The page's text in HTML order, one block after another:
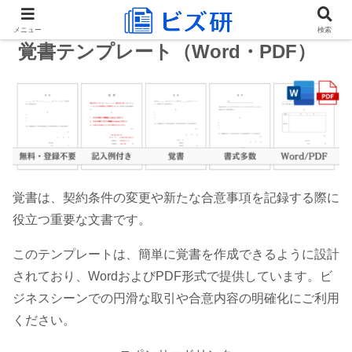
覚書テンプレート（Word・PDF）
覚書は、契約条件の変更や新たな合意事項を記録する際に
役立つ重要な文書です。
このテンプレートは、簡単に覚書を作成できるように設計
されており、WordおよびPDF形式で提供しています。ビ
ジネスシーンでの円滑な取引や合意内容の明確化にご利用
ください。
メニュー 検索